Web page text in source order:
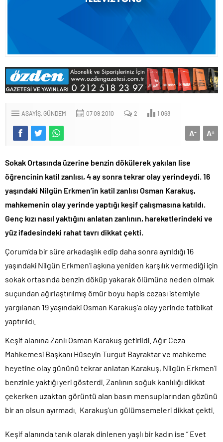
ASAYIŞ GÜNDEM 07.09.2010 2 1.068
A+
A-
Sokak Ortasında üzerine benzin dökülerek yakılan lise
öğrencinin katil zanlısı, 4 ay sonra tekrar olay yerindeydi. 16
yaşındaki Nilgün Erkmen’in katil zanlısı Osman Karakuş,
mahkemenin olay yerinde yaptığı keşif çalışmasına katıldı.
Genç kızı nasıl yaktığını anlatan zanlının, hareketlerindeki ve
yüz ifadesindeki rahat tavrı dikkat çekti.
Çorum’da bir süre arkadaşlık edip daha sonra ayrıldığı 16
yaşındaki Nilgün Erkmen’i aşkına yeniden karşılık vermediği için
sokak ortasında benzin döküp yakarak ölümüne neden olmak
suçundan ağırlaştırılmış ömür boyu hapis cezası istemiyle
yargılanan 19 yaşındaki Osman Karakuş’a olay yerinde tatbikat
yaptırıldı.
Keşif alanına Zanlı Osman Karakuş getirildi. Ağır Ceza
Mahkemesi Başkanı Hüseyin Turgut Bayraktar ve mahkeme
heyetine olay gününü tekrar anlatan Karakuş, Nilgün Erkmen’i
benzinle yaktığı yeri gösterdi. Zanlının soğuk kanlılığı dikkat
çekerken uzaktan görüntü alan basın mensuplarından gözünü
bir an olsun ayırmadı. Karakuş’un gülümsemeleri dikkat çekti.
Keşif alanında tanık olarak dinlenen yaşlı bir kadın ise “ Evet